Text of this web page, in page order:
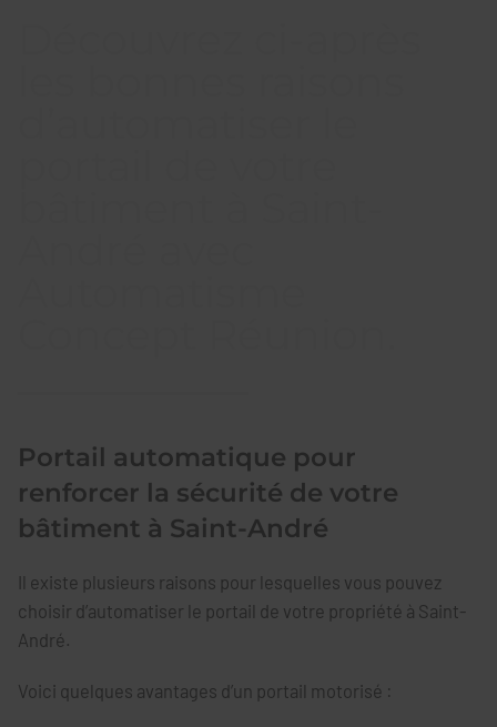
Portail automatique pour
renforcer la sécurité de votre
bâtiment à Saint-André
Il existe plusieurs raisons pour lesquelles vous pouvez
choisir d’automatiser le portail de votre propriété à Saint-
André.
Voici quelques avantages d’un portail motorisé :